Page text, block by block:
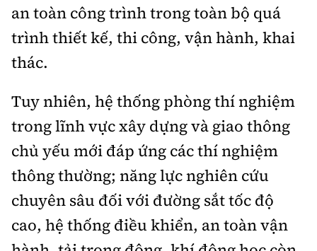
an toàn công trình trong toàn bộ quá
trình thiết kế, thi công, vận hành, khai
thác.
Tuy nhiên, hệ thống phòng thí nghiệm
trong lĩnh vực xây dựng và giao thông
chủ yếu mới đáp ứng các thí nghiệm
thông thường; năng lực nghiên cứu
chuyên sâu đối với đường sắt tốc độ
cao, hệ thống điều khiển, an toàn vận